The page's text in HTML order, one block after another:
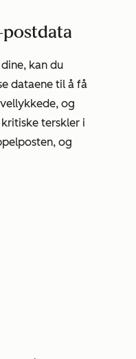
kan du
dataene til å få
og
terskler i
og